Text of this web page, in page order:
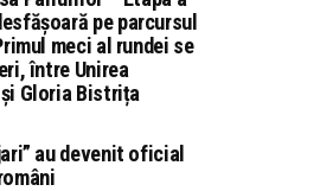
pe parcursul
meci al rundei se
între Unirea
Gloria Bistrița
au devenit oficial